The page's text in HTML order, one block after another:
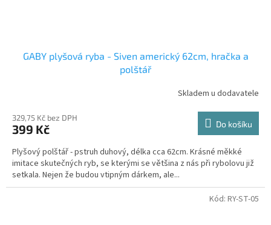
GABY plyšová ryba - Siven americký 62cm, hračka a
polštář
Skladem u dodavatele
329,75 Kč bez DPH
399 Kč Do košíku
Plyšový polštář - pstruh duhový, délka cca 62cm. Krásné měkké
imitace skutečných ryb, se kterými se většina z nás při rybolovu již
setkala. Nejen že budou vtipným dárkem, ale...
Kód: RY-ST-05